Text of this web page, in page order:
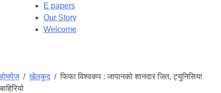
E papers
Our Story
Welcome
होमपेज/खेलकुद/फिफा विश्वकप : जापानको शानदार जित, ट्युनिसिया
बाहिरियो